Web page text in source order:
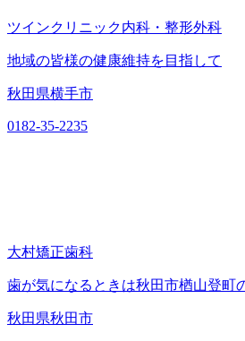
ツインクリニック内科・整形外科
地域の皆様の健康維持を目指して
秋田県横手市
0182-35-2235
大村矯正歯科
歯が気になるときは秋田市楢山登町
秋田県秋田市